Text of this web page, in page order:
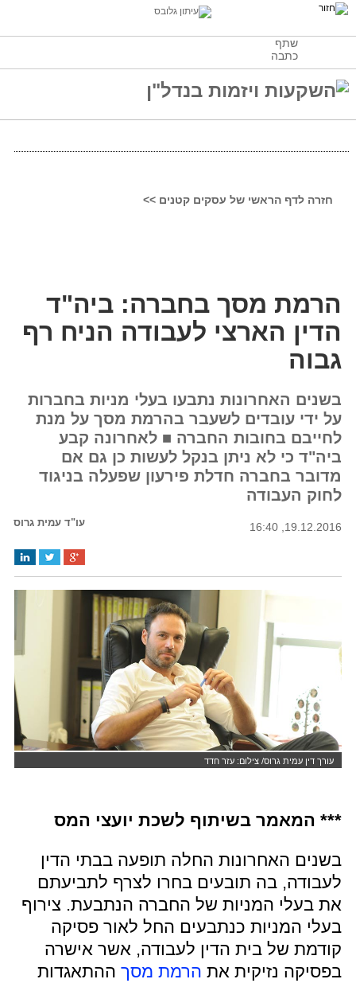
שתף
כתבה
חזרה לדף הראשי של עסקים קטנים >>
הרמת מסך בחברה: ביה"ד
הדין הארצי לעבודה הניח רף
גבוה
בשנים האחרונות נתבעו בעלי מניות בחברות
על ידי עובדים לשעבר בהרמת מסך על מנת
לחייבם בחובות החברה ■ לאחרונה קבע
ביה"ד כי לא ניתן בנקל לעשות כן גם אם
מדובר בחברה חדלת פירעון שפעלה בניגוד
לחוק העבודה
19.12.2016, 16:40 עו"ד עמית גרוס
עורך דין עמית גרוס/ צילום: עזר חדד
*** המאמר בשיתוף לשכת יועצי המס
בשנים האחרונות החלה תופעה בבתי הדין
לעבודה, בה תובעים בחרו לצרף לתביעתם
את בעלי המניות של החברה הנתבעת. צירוף
בעלי המניות כנתבעים החל לאור פסיקה
קודמת של בית הדין לעבודה, אשר אישרה
בפסיקה נזיקית את הרמת מסךההתאגדות